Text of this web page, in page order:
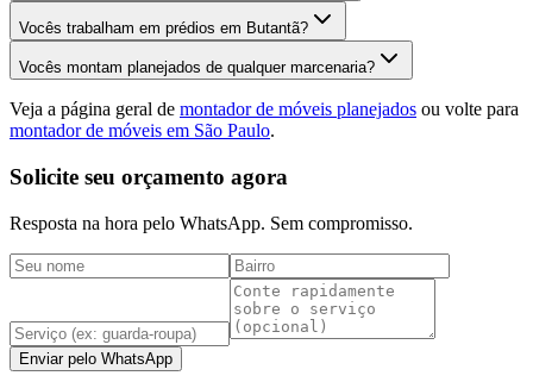
Vocês trabalham em prédios em Butantã?
Vocês montam planejados de qualquer marcenaria?
Veja a página geral de montador de móveis planejados ou volte para
montador de móveis em São Paulo.
Solicite seu orçamento agora
Resposta na hora pelo WhatsApp. Sem compromisso.
Enviar pelo WhatsApp